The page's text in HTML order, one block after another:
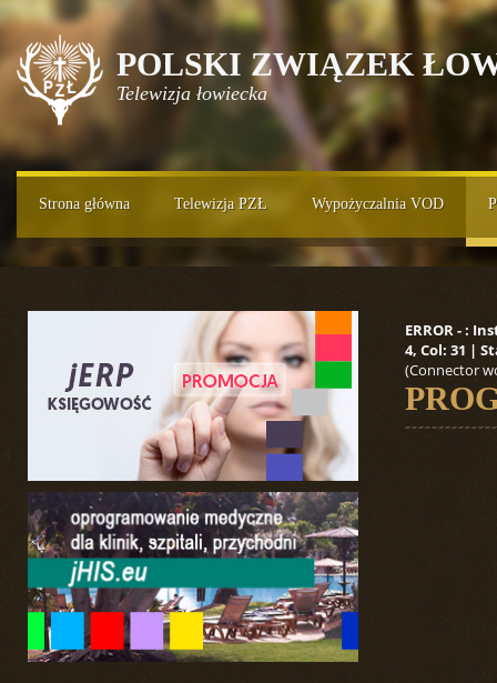
POLSKI ZWIĄZEK
Telewizja łowiecka
Strona główna Telewizja PZŁ Wypożyczalnia VOD
ERROR - :
4, Col: 31 |
(Connector